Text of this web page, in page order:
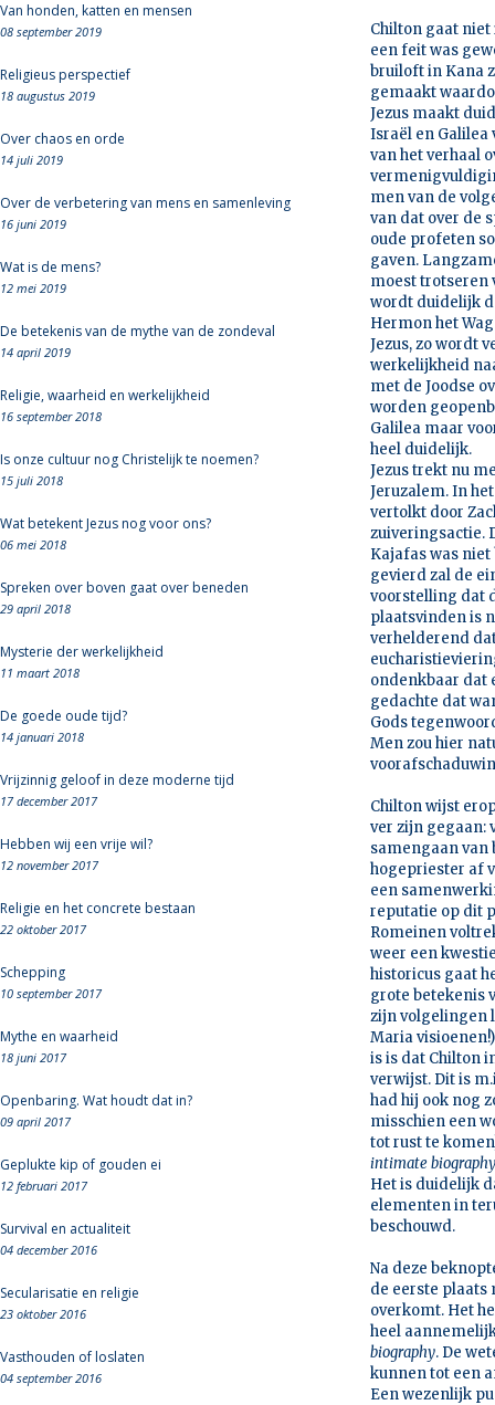
Van honden, katten en mensen
08 september 2019
Religieus perspectief
18 augustus 2019
Over chaos en orde
14 juli 2019
Over de verbetering van mens en samenleving
16 juni 2019
Wat is de mens?
12 mei 2019
De betekenis van de mythe van de zondeval
14 april 2019
Religie, waarheid en werkelijkheid
16 september 2018
Is onze cultuur nog Christelijk te noemen?
15 juli 2018
Wat betekent Jezus nog voor ons?
06 mei 2018
Spreken over boven gaat over beneden
29 april 2018
Mysterie der werkelijkheid
11 maart 2018
De goede oude tijd?
14 januari 2018
Vrijzinnig geloof in deze moderne tijd
17 december 2017
Hebben wij een vrije wil?
12 november 2017
Religie en het concrete bestaan
22 oktober 2017
Schepping
10 september 2017
Mythe en waarheid
18 juni 2017
Openbaring. Wat houdt dat in?
09 april 2017
Geplukte kip of gouden ei
12 februari 2017
Survival en actualiteit
04 december 2016
Secularisatie en religie
23 oktober 2016
Vasthouden of loslaten
04 september 2016
Chilton gaat
een feit was
bruiloft in Kana
gemaakt
Jezus maakt
Israël en
van het verhaal
men van de
van dat over de
oude profeten
gaven.
moest trotseren
wordt duidelijk
Hermon het
Jezus, zo wordt
werkelijkheid
met de Joodse
worden
Galilea maar
heel duidelijk.
Jezus trekt nu
Jeruzalem. In
vertolkt door
zuiveringsactie.
Kajafas was
gevierd zal de
voorstelling dat
plaatsvinden is
verhelderend
ondenkbaar dat
gedachte dat
Gods
Men zou hier
Chilton wijst
ver zijn gegaan:
samengaan van
hogepriester af
een
reputatie op dit
Romeinen
weer een
historicus gaat
grote betekenis
zijn volgelingen
Maria
is is dat Chilton
verwijst. Dit is
had hij ook nog
misschien een
tot rust te
intimate biography
Het is duidelijk
elementen in
beschouwd.
Na deze
de eerste plaats
overkomt. Het
heel
biography. De
kunnen tot een
Een wezenlijk